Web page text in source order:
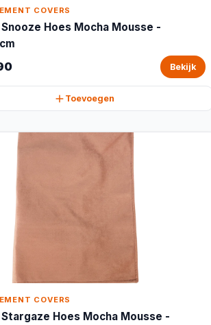
COVERS
Hoes Mocha Mousse -
Bekijk
Toevoegen
COVERS
Hoes Mocha Mousse -